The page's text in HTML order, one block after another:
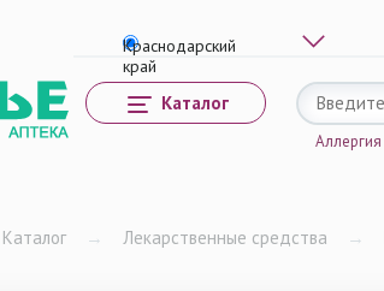
Каталог
Аллергия
Каталог → Лекарственные средства →